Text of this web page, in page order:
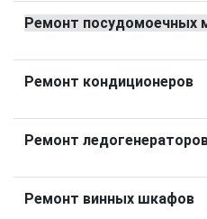
Ремонт посудомоечных
Ремонт кондиционеров
Ремонт
Ремонт винных шкафов